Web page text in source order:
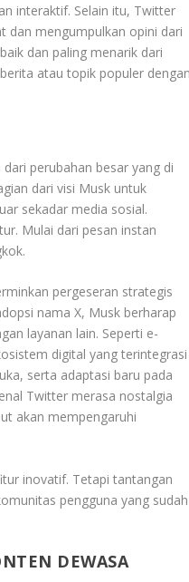
interaktif. Selain itu, Twitter
dan mengumpulkan opini dari
dan paling menarik dari
atau topik populer
dari perubahan besar yang di
dari visi Musk untuk
sekadar media sosial.
Mulai dari pesan instan
pergeseran strategis
nama X, Musk berharap
layanan lain. Seperti e-
digital yang terintegrasi
serta adaptasi baru pada
Twitter merasa nostalgia
akan mempengaruhi
inovatif. Tetapi tantangan
pengguna yang sudah
DEWASA